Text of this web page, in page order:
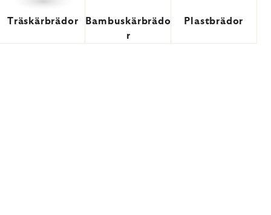
Träskärbrädor
Bambuskärbrädo
r
Plastbrädor